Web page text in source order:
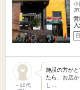
小
営
～10代
施設の方が
たら、お店
し…